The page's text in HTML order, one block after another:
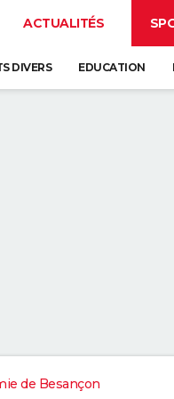
ACTUALITÉS
DIVERS EDUCATION
de Besançon